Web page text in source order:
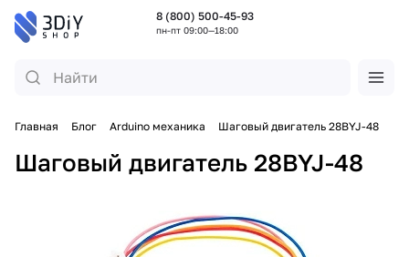
8 (800) 500-45-93
пн-пт 09:00—18:00
Главная Блог Arduino механика Шаговый двигатель 28BYJ-48
Шаговый двигатель 28BYJ-48